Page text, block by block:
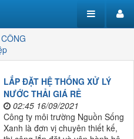
LẮP ĐẶT HỆ THỐNG XỬ LÝ
NƯỚC THẢI GIÁ RẺ
02:45 16/09/2021
Công ty môi trường Nguồn Sống
Xanh là đơn vị chuyên thiết kế,